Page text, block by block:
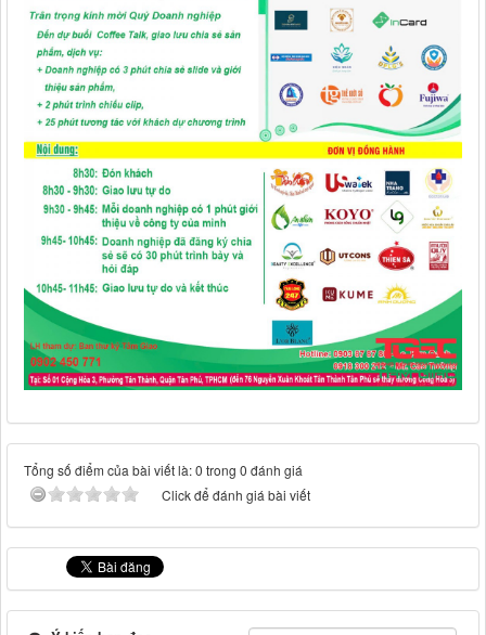
Tổng số điểm của bài viết là: 0 trong 0 đánh giá
Click để đánh giá bài viết